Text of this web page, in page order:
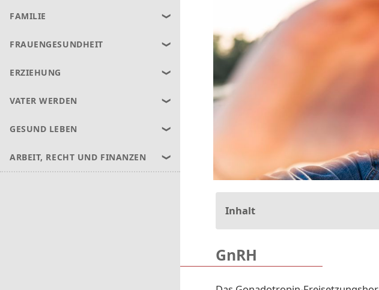
FAMILIE
FRAUENGESUNDHEIT
ERZIEHUNG
VATER WERDEN
GESUND LEBEN
ARBEIT, RECHT UND FINANZEN
Inhalt
GnRH